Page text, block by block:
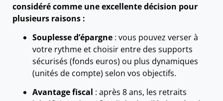
considéré comme une excellente décision pour
plusieurs raisons :
Souplesse d’épargne : vous pouvez verser à
votre rythme et choisir entre des supports
sécurisés (fonds euros) ou plus dynamiques
(unités de compte) selon vos objectifs.
Avantage fiscal : après 8 ans, les retraits